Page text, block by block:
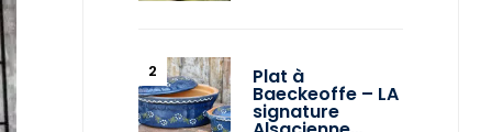
Plat à
Baeckeoffe – LA
signature